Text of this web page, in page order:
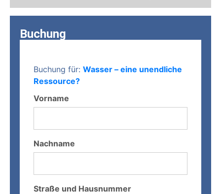
Buchung
Buchung für: Wasser – eine unendliche
Ressource?
Vorname
Nachname
Straße und Hausnummer